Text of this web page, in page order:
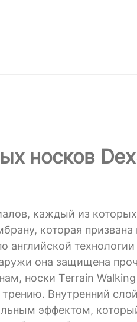
носков
каждый из
которая
английской
она защищена
носки Terrain
Внутренний слой
эффектом,